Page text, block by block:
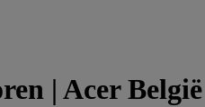
| Acer België